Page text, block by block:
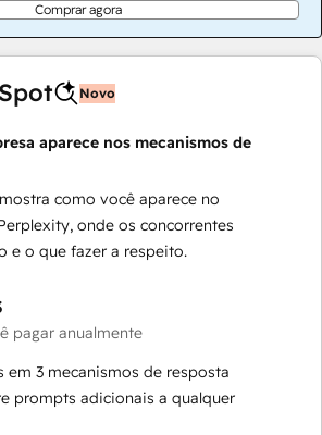
Comprar agora
Novo
aparece nos mecanismos de
como você aparece no
onde os concorrentes
e o que fazer a respeito.
pagar anualmente
em 3 mecanismos de resposta
prompts adicionais a qualquer